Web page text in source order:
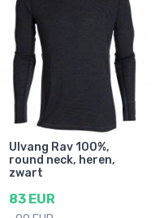
Ulvang Rav 100%,
round neck, heren,
zwart
83 EUR